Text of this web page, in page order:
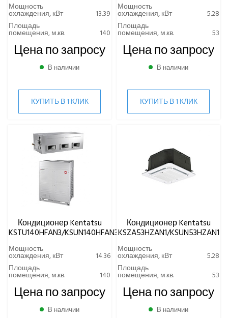
Мощность
охлаждения, кВт
13.39
Площадь
помещения, м.кв. 140
Цена по запросу
В наличии
КУПИТЬ В 1 КЛИК
Мощность
охлаждения, кВт
5.28
Площадь
помещения, м.кв. 53
Цена по запросу
В наличии
КУПИТЬ В 1 КЛИК
Кондиционер Kentatsu
KSTU140HFAN3/KSUN140HFAN3
Мощность
охлаждения, кВт
14.36
Площадь
помещения, м.кв. 140
Цена по запросу
В наличии
Кондиционер Kentatsu
KSZA53HZAN1/KSUN53HZAN1
Мощность
охлаждения, кВт
5.28
Площадь
помещения, м.кв. 53
Цена по запросу
В наличии